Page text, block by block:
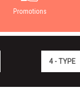
Promotions